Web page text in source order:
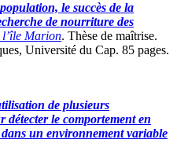
le succès de la
de nourriture des
Marion. Thèse de maîtrise.
Université du Cap. 85 pages.
de plusieurs
détecter le comportement en
un environnement variable